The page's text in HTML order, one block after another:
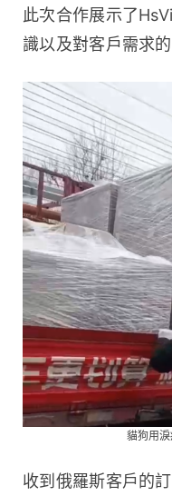
此次合作展示了
識以及對客戶需求
貓狗用
收到俄羅斯客戶的訂